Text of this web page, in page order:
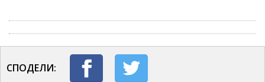
СПОДЕЛИ: